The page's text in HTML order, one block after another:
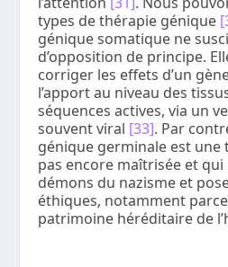
types de thérapie génique
génique somatique ne
d’opposition de principe.
corriger les effets d’un
l’apport au niveau des
séquences actives, via un
souvent viral [33]. Par
génique germinale est une
pas encore maîtrisée et qui
démons du nazisme et
éthiques, notamment
patrimoine héréditaire de